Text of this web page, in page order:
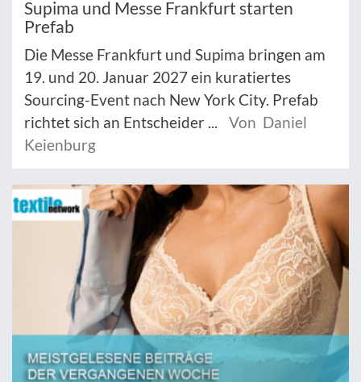
Supima und Messe Frankfurt starten
Prefab
Die Messe Frankfurt und Supima bringen am
19. und 20. Januar 2027 ein kuratiertes
Sourcing-Event nach New York City. Prefab
richtet sich an Entscheider ...
Von Daniel
Keienburg